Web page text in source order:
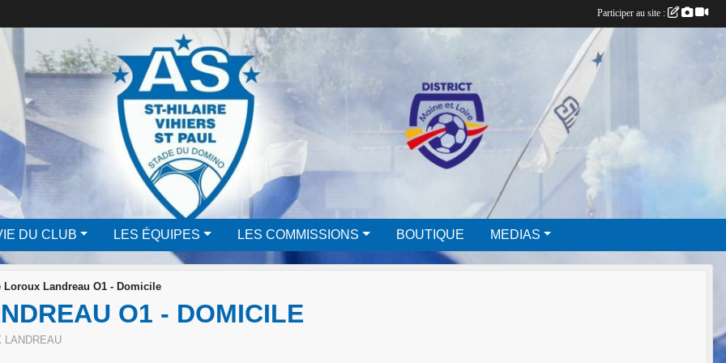
DU CLUB LES ÉQUIPES LES COMMISSIONS BOUTIQUE MEDIAS
Loroux Landreau O1 - Domicile
O1 - DOMICILE
LANDREAU
Participer au site :